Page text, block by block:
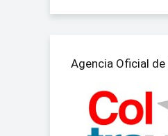
Agencia Oficial